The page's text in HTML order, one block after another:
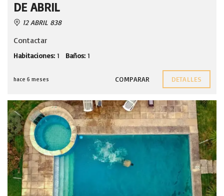
DE ABRIL
12 ABRIL 838
Contactar
Habitaciones: 1 Baños: 1
hace 6 meses COMPARAR DETALLES